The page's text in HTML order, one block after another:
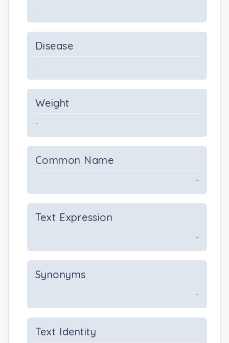
-
Disease
-
Weight
-
Common Name
-
Text Expression
-
Synonyms
-
Text Identity